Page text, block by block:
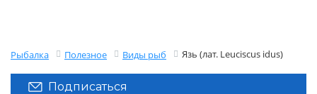
Рыбалка Полезное Виды рыб Язь (лат. Leuciscus idus)
Подписаться